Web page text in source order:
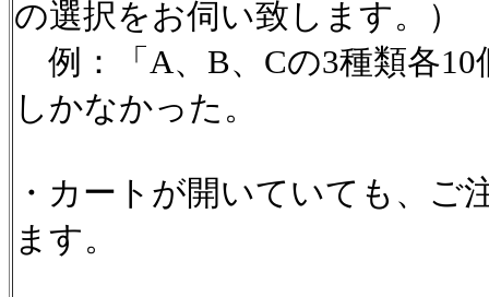
の選択をお伺い致します。）
例：「A、B、Cの3種類各10
しかなかった。
・カートが開いていても、ご
ます。